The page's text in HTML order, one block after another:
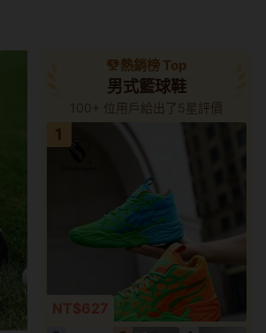
熱銷榜 Top
男式籃球鞋
100+ 位用戶給出了5星評價
NT$627